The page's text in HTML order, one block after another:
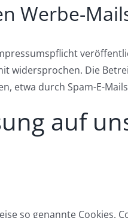
Werbe-
widersprochen. Die
etwa durch Spam-E-
auf
so genannte Cookies.